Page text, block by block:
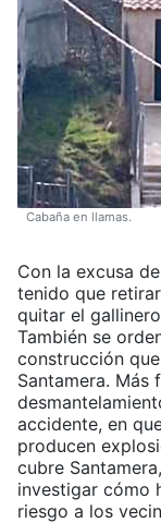
Cabaña en llamas.
Con la excusa
tenido que
quitar el
También se
construcción
Santamera. Más
accidente, en
producen
cubre
investigar cómo
riesgo a los